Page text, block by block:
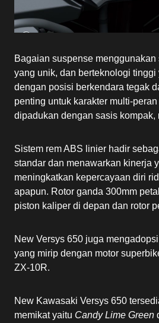
Bagaian suspense menggunakan
yang unik, dan berteknologi
dengan posisi berkendara tegak
penting untuk karakter multi-
dipadukan dengan sasis kompak,
Sistem rem ABS linier hadir
standar dan menawarkan kinerja
meningkatkan kepercayaan diri
apapun. Rotor ganda 300mm
piston kaliper di depan dan rotor
New Versys 650 juga
yang mirip dengan motor
ZX-10R.
New Kawasaki Versys 650
memikat yaitu Candy Lime Green